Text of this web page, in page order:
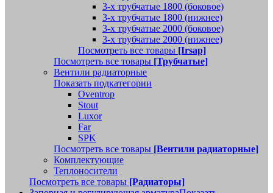
3-х трубчатые 1800 (боковое)
3-х трубчатые 1800 (нижнее)
3-х трубчатые 2000 (боковое)
3-х трубчатые 2000 (нижнее)
Посмотреть все товары [Irsap]
Посмотреть все товары [Трубчатые]
Вентили радиаторные
Показать подкатегории
Oventrop
Stout
Luxor
Far
SPK
Посмотреть все товары [Вентили радиаторные]
Комплектующие
Теплоносители
Посмотреть все товары [Радиаторы]